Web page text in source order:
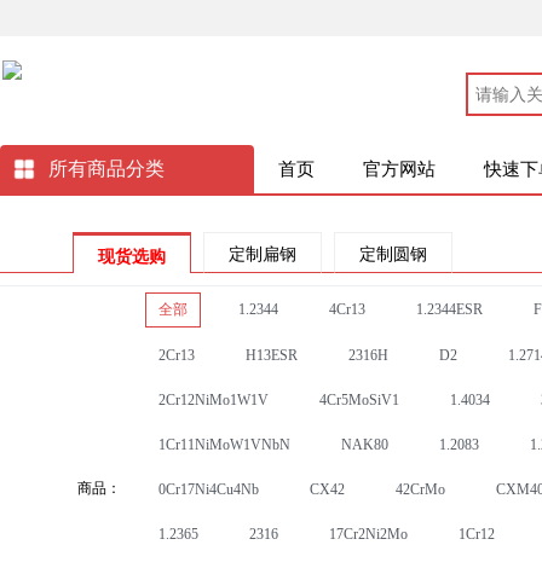
所有商品分类 首页 官方网站 快速下
商品：
全部 1.2344 4Cr13 1.2344ESR
2Cr13 H13ESR 2316H D2
2Cr12NiMo1W1V 4Cr5MoSiV1 1.4034
1Cr11NiMoW1VNbN NAK80 1.2083
0Cr17Ni4Cu4Nb CX42 42CrMo
1.2365 2316 17Cr2Ni2Mo 1Cr12